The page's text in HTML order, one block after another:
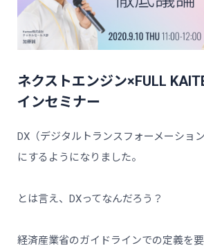
ネクストエンジン×FULL
インセミナー
DX（デジタルトランスフォーメーショ
にするようになりました。
とは言え、DXってなんだろう？
経済産業省のガイドラインでの定義を要